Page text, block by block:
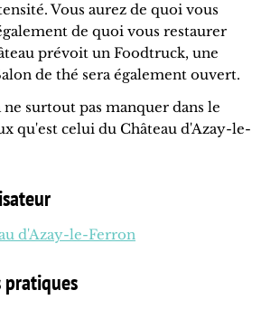
Vous aurez de quoi vous
de quoi vous restaurer
prévoit un Foodtruck, une
de thé sera également ouvert.
ne surtout pas manquer dans le
qu'est celui du Château d'Azay-le-
d'Azay-le-Ferron